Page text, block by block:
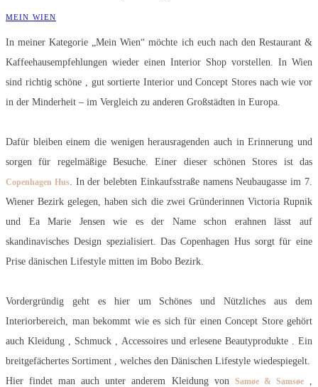
MEIN WIEN
In meiner Kategorie „Mein Wien“ möchte ich euch nach den Restaurant &
Kaffeehausempfehlungen wieder einen Interior Shop vorstellen. In Wien
sind richtig schöne , gut sortierte Interior und Concept Stores nach wie vor
in der Minderheit – im Vergleich zu anderen Großstädten in Europa.
Dafür bleiben einem die wenigen herausragenden auch in Erinnerung und
sorgen für regelmäßige Besuche. Einer dieser schönen Stores ist das
Copenhagen Hus. In der belebten Einkaufsstraße namens Neubaugasse im 7.
Wiener Bezirk gelegen, haben sich die zwei Gründerinnen Victoria Rupnik
und Ea Marie Jensen wie es der Name schon erahnen lässt auf
skandinavisches Design spezialisiert. Das Copenhagen Hus sorgt für eine
Prise dänischen Lifestyle mitten im Bobo Bezirk.
Vordergründig geht es hier um Schönes und Nützliches aus dem
Interiorbereich, man bekommt wie es sich für einen Concept Store gehört
auch Kleidung , Schmuck , Accessoires und erlesene Beautyprodukte . Ein
breitgefächertes Sortiment , welches den Dänischen Lifestyle wiedespiegelt.
Hier findet man auch unter anderem Kleidung von Samøe & Samsøe,